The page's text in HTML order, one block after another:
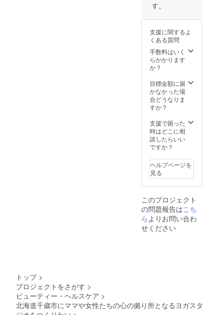
ステッ
す。
支援に関するよ
くある質問
手数料はいく
らかかります
か？
目標金額に届
かなかった場
合どうなりま
すか？
支援で困った
時はどこに相
談したらいい
ですか？
ヘルプページを
見る
このプロジェクト
の問題報告はこち
らよりお問い合わ
せください
トップ >
プロジェクトをさがす >
ビューティー・ヘルスケア >
北海道千歳市にママや女性たちの心の拠り所となるヨガスタ